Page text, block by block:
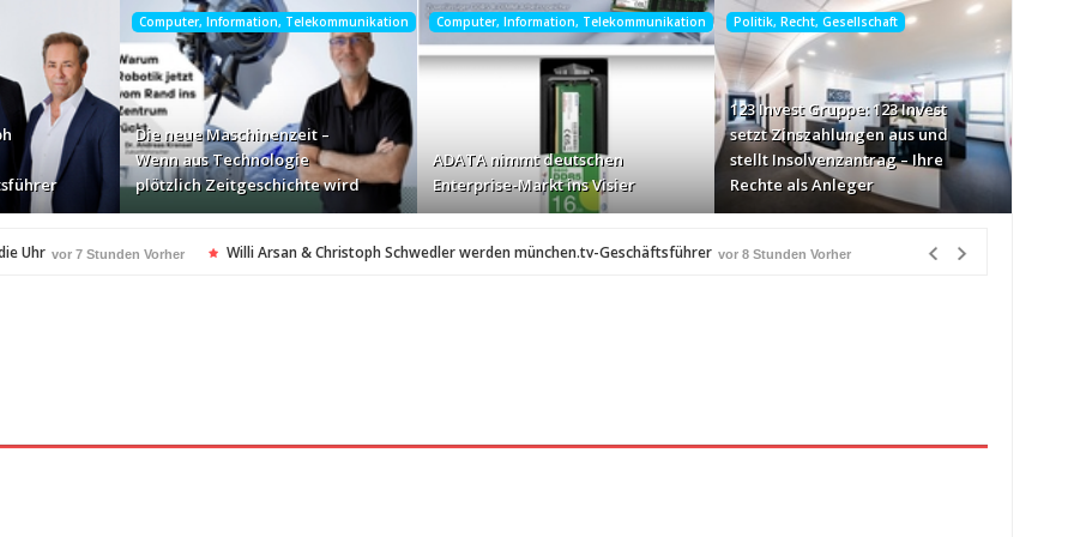
Computer, Information, Telekommunikation
Die neue Maschinenzeit –
Wenn aus Technologie
plötzlich Zeitgeschichte wird
Computer, Information, Telekommunikation
ADATA nimmt deutschen
Enterprise-Markt ins Visier
Politik, Recht, Gesellschaft
123 Invest Gruppe: 123 Invest
setzt Zinszahlungen aus und
stellt Insolvenzantrag – Ihre
Rechte als Anleger
Uhr vor 7 Stunden Vorher Willi Arsan & Christoph Schwedler werden münchen.tv-Geschäftsführer vor 8 Stunden Vorher
Batterie-Unabhängigkeit: Die Entstehung des Battery Valley in Québec
Virginia Beach
Angebot für Hotels